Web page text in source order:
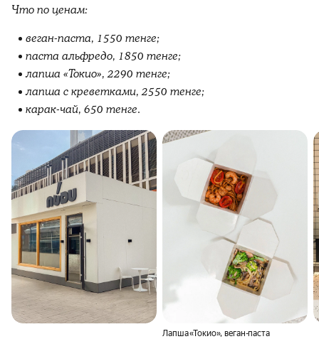
Что по ценам:
веган-паста, 1550 тенге;
паста альфредо, 1850 тенге;
лапша «Токио», 2290 тенге;
лапша с креветками, 2550 тенге;
карак-чай, 650 тенге.
Лапша «Токио», веган-паста